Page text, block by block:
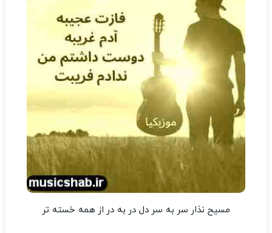
مسیح نذار سر به سر دل در به در از همه خسته تر